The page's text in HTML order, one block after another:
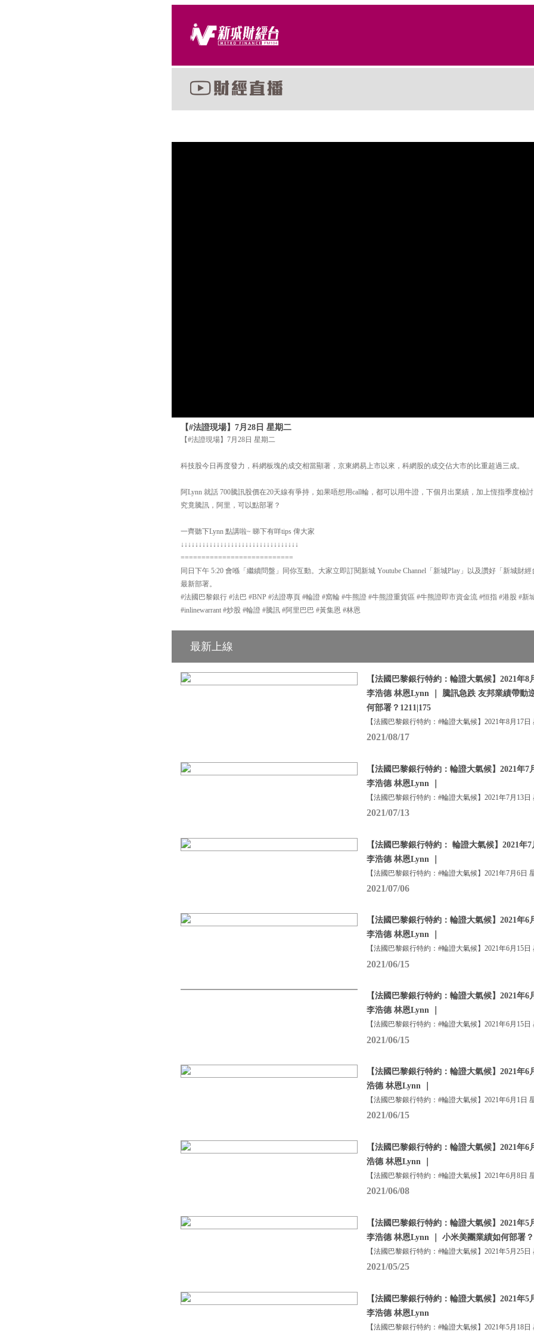
【#法證現場】7月28日 星期二
【#法證現場】7月28日 星期二
科技股今日再度發力，科網板塊的成交相當顯著，京東網易上市以來，科網股的成交佔大市的比重超過三成。
阿Lynn 就話 700騰訊股價在20天線有爭持，如果唔想用call輪，都可以用牛證，下個月出業績，加上恆指季度檢
究竟騰訊，阿里，可以點部署？
一齊聽下Lynn 點講啦~ 睇下有咩tips 俾大家
↓↓↓↓↓↓↓↓↓↓↓↓↓↓↓↓↓↓↓↓↓↓↓↓↓↓↓↓↓↓↓↓↓
===========================
同日下午 5:20 會喺「繼續問盤」同你互動。大家立即訂閱新城 Youtube Channel「新城Play」以及讚好「新城財
最新部署。
#法國巴黎銀行 #法巴 #BNP #法證專頁 #輪證 #窩輪 #牛熊證 #牛熊證重貨區 #牛熊證即市資金流 #恒指 #港股 #新
#inlinewarrant #炒股 #輪證 #騰訊 #阿里巴巴 #黃集恩 #林恩
最新上線
【法國巴黎銀行特約：輪證大氣候】2021年
李浩德 林恩Lynn ｜ 騰訊急跌 友邦業績帶動
何部署？1211|175
【法國巴黎銀行特約：#輪證大氣候】2021年8月17日
2021/08/17
【法國巴黎銀行特約：輪證大氣候】2021年
李浩德 林恩Lynn ｜
【法國巴黎銀行特約：#輪證大氣候】2021年7月13日
2021/07/13
【法國巴黎銀行特約： 輪證大氣候】2021年
李浩德 林恩Lynn ｜
【法國巴黎銀行特約：#輪證大氣候】2021年7月6日
2021/07/06
【法國巴黎銀行特約：輪證大氣候】2021年
李浩德 林恩Lynn ｜
【法國巴黎銀行特約：#輪證大氣候】2021年6月15日
2021/06/15
【法國巴黎銀行特約：輪證大氣候】2021年
李浩德 林恩Lynn ｜
【法國巴黎銀行特約：#輪證大氣候】2021年6月15日
2021/06/15
【法國巴黎銀行特約：輪證大氣候】2021年
浩德 林恩Lynn ｜
【法國巴黎銀行特約：#輪證大氣候】2021年6月1日
2021/06/15
【法國巴黎銀行特約：輪證大氣候】2021年
浩德 林恩Lynn ｜
【法國巴黎銀行特約：#輪證大氣候】2021年6月8日
2021/06/08
【法國巴黎銀行特約：輪證大氣候】2021年
李浩德 林恩Lynn ｜ 小米美團業績如何部署？
【法國巴黎銀行特約：#輪證大氣候】2021年5月25日
2021/05/25
【法國巴黎銀行特約：輪證大氣候】2021年
李浩德 林恩Lynn
【法國巴黎銀行特約：#輪證大氣候】2021年5月18日